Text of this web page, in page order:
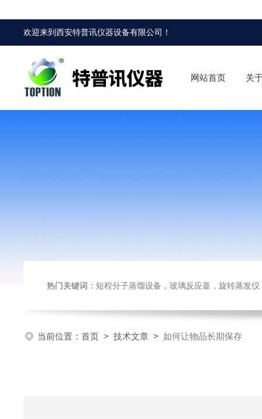
欢迎来到西安特普讯仪器设备有限公司 ！
网站首页 关
热门关键词： 短程分子蒸馏设备，玻璃反应釜，旋转蒸发
当前位置： 首页 > 技术文章 > 如何让物品长期保存